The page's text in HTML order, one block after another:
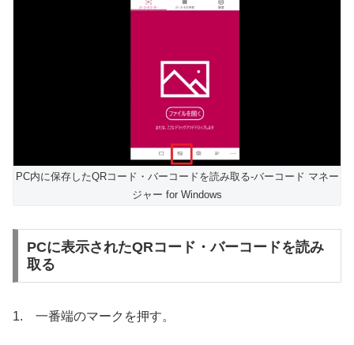
PC内に保存したQRコード・バーコードを読み取る-バーコード マネー
ジャー for Windows
PCに表示されたQRコード・バーコードを読み
取る
1. 一番端のマークを押す。